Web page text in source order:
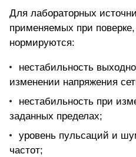
Для лабораторных
применяемых при
нормируются:
нестабильность
изменении напряжения
нестабильность при
заданных пределах;
уровень пульсаций и
частот;